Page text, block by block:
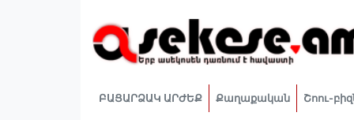
ԲԱՑԱՐՁԱԿ ԱՐԺԵՔ Քաղաքական Շոու-